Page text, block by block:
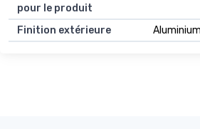
pour le produit
Finition extérieure